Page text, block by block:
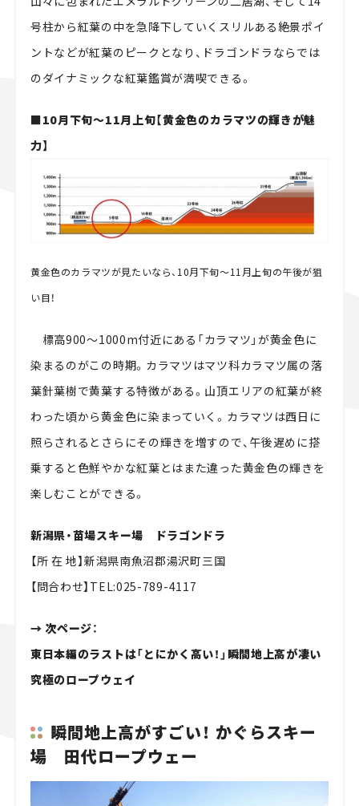
号柱から紅葉の中を急降下していくスリルある絶景ポイ
ントなどが紅葉のピークとなり、ドラゴンドラならでは
のダイナミックな紅葉鑑賞が満喫できる。
■10月下旬～11月上旬【黄金色のカラマツの輝きが魅
力】
黄金色のカラマツが見たいなら、10月下旬～11月上旬の午後が狙
い目！
標高900～1000m付近にある「カラマツ」が黄金色に
染まるのがこの時期。カラマツはマツ科カラマツ属の落
葉針葉樹で黄葉する特徴がある。山頂エリアの紅葉が終
わった頃から黄金色に染まっていく。カラマツは西日に
照らされるとさらにその輝きを増すので、午後遅めに搭
乗すると色鮮やかな紅葉とはまた違った黄金色の輝きを
楽しむことができる。
新潟県・苗場スキー場 ドラゴンドラ
【所 在 地】新潟県南魚沼郡湯沢町三国
【問合わせ】TEL:025-789-4117
→ 次ページ：
東日本編のラストは「とにかく高い！」瞬間地上高が凄い
究極のロープウェイ
瞬間地上高がすごい！ かぐらスキー
場 田代ロープウェー